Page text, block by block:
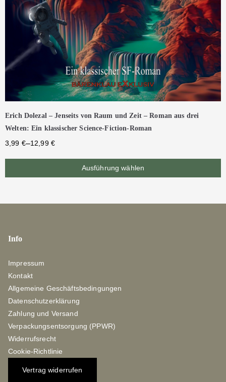
Erich Dolezal – Jenseits von Raum und Zeit – Roman aus drei
Welten: Ein klassischer Science-Fiction-Roman
3,99 €–12,99 €
Ausführung wählen
Info
Impressum
Kontakt
Allgemeine Geschäftsbedingungen
Datenschutzerklärung
Zahlung und Versand
Verpackungsentsorgung (PPWR)
Widerrufsrecht
Cookie-Richtlinie
Vertrag widerrufen